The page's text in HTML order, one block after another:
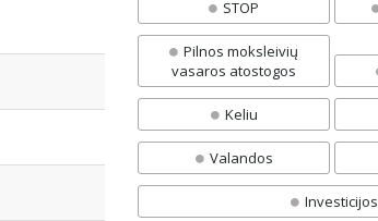
STOP
Pilnos moksleivių
vasaros atostogos
Keliu
Valandos
Investicijos